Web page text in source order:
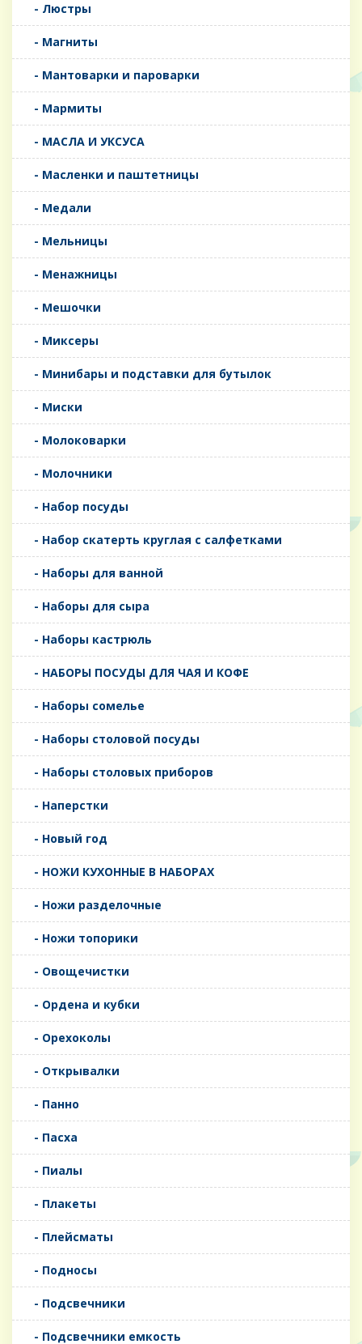
- Люстры
- Магниты
- Мантоварки и пароварки
- Мармиты
- МАСЛА И УКСУСА
- Масленки и паштетницы
- Медали
- Мельницы
- Менажницы
- Мешочки
- Миксеры
- Минибары и подставки для бутылок
- Миски
- Молоковарки
- Молочники
- Набор посуды
- Набор скатерть круглая с салфетками
- Наборы для ванной
- Наборы для сыра
- Наборы кастрюль
- НАБОРЫ ПОСУДЫ ДЛЯ ЧАЯ И КОФЕ
- Наборы сомелье
- Наборы столовой посуды
- Наборы столовых приборов
- Наперстки
- Новый год
- НОЖИ КУХОННЫЕ В НАБОРАХ
- Ножи разделочные
- Ножи топорики
- Овощечистки
- Ордена и кубки
- Орехоколы
- Открывалки
- Панно
- Пасха
- Пиалы
- Плакеты
- Плейсматы
- Подносы
- Подсвечники
- Подсвечники емкость